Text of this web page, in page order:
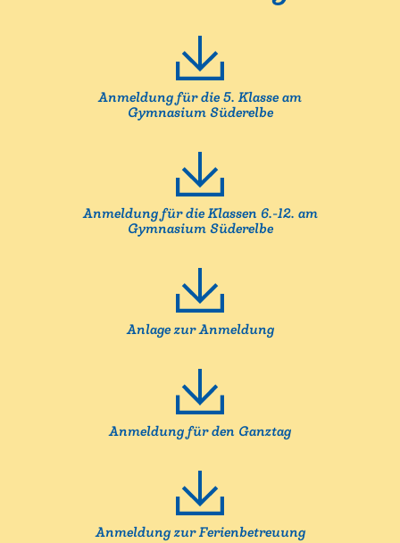
Anmeldung für die 5. Klasse am
Gymnasium Süderelbe
Anmeldung für die Klassen 6.-12. am
Gymnasium Süderelbe
Anlage zur Anmeldung
Anmeldung für den Ganztag
Anmeldung zur Ferienbetreuung